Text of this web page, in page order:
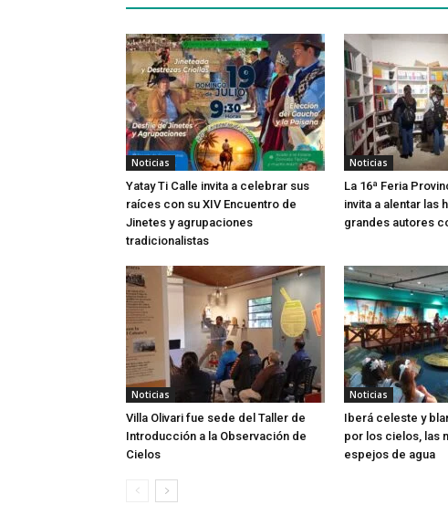
Noticias
Yatay Ti Calle invita a celebrar sus
raíces con su XIV Encuentro de
Jinetes y agrupaciones
tradicionalistas
Noticias
La 16ª Feria
invita a alentar las
grandes autores
Noticias
Villa Olivari fue sede del Taller de
Introducción a la Observación de
Cielos
Noticias
Iberá celeste y
por los cielos, las
espejos de agua